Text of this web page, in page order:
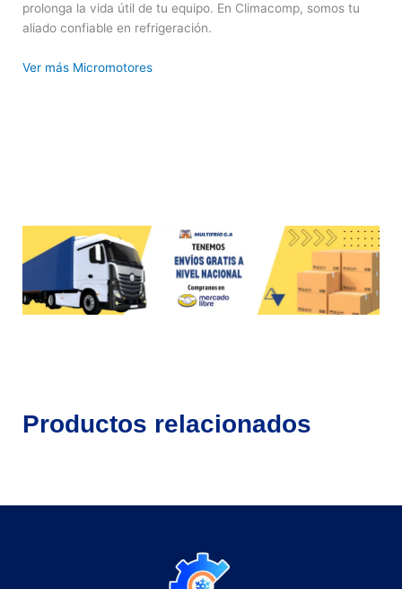
prolonga la vida útil de tu equipo. En Climacomp, somos tu
aliado confiable en refrigeración.
Ver más Micromotores
Productos relacionados